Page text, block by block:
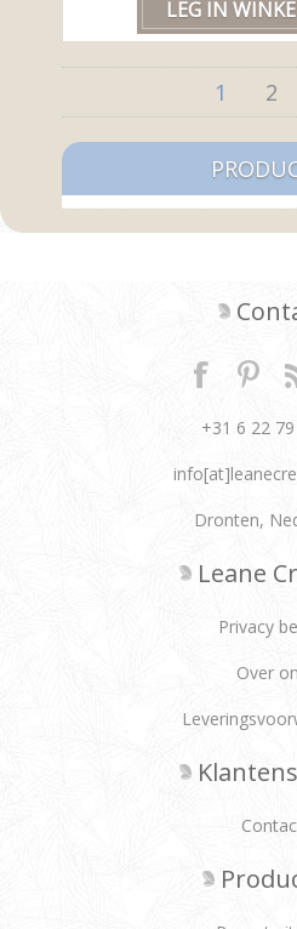
1 2
+31 6 22
Dronten,
Leane
Privacy
Over